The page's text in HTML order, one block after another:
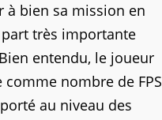
à bien sa mission en
très importante
entendu, le joueur
nombre de FPS
au niveau des